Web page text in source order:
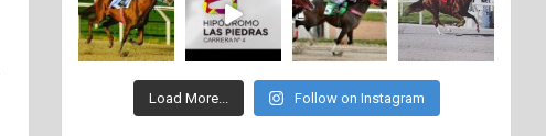
Load More... Follow on Instagram